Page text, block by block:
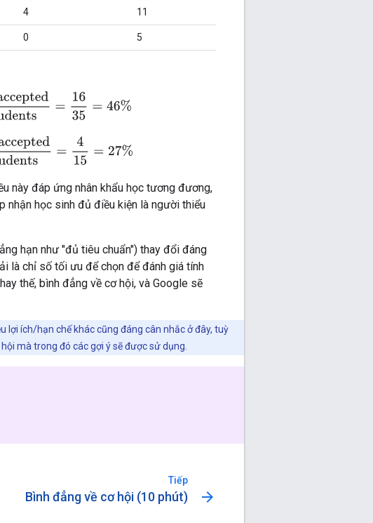
4 11
0 5
majority students=16
minority students=4
này đáp ứng nhân khẩu học tương đương,
nhận học sinh đủ điều kiện là người thiểu
hạn như "đủ tiêu chuẩn") thay đổi đáng
là chỉ số tối ưu để chọn để đánh giá tính
thế, bình đẳng về cơ hội, và Google sẽ
lợi ích/hạn chế khác cũng đáng cân nhắc ở đây, tuỳ
mà trong đó các gợi ý sẽ được sử dụng.
Tiếp
Bình đẳng về cơ hội (10 phút) arrow_forward